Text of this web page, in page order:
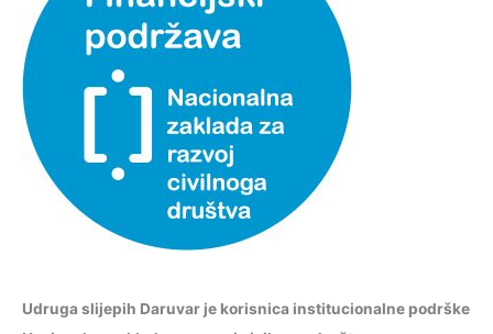
Udruga slijepih Daruvar je korisnica institucionalne podrške